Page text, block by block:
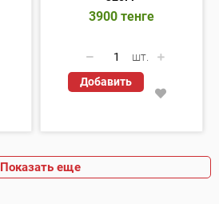
3900 тенге
шт.
Добавить
Показать еще